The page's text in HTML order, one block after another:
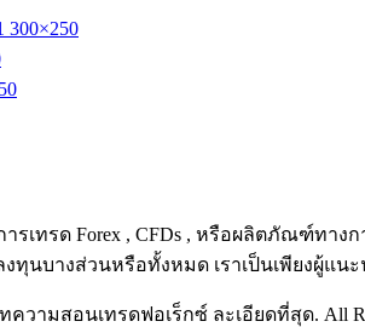
ารเทรด Forex , CFDs , หรือผลิตภัณฑ์ทา
งทุนบางส่วนหรือทั้งหมด เราเป็นเพียงผู้
ความสอนเทรดฟอเร็กซ์ ละเอียดที่สุด. All